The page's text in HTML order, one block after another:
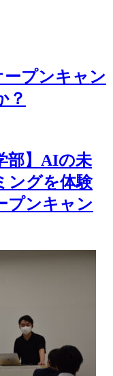
プンキャン
？
部】AIの未
ングを体験
プンキャン